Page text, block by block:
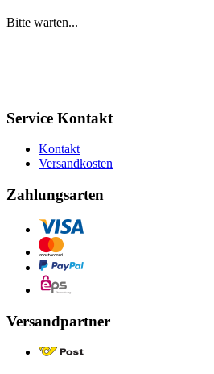
Bitte warten...
Service Kontakt
Kontakt
Versandkosten
Zahlungsarten
Versandpartner